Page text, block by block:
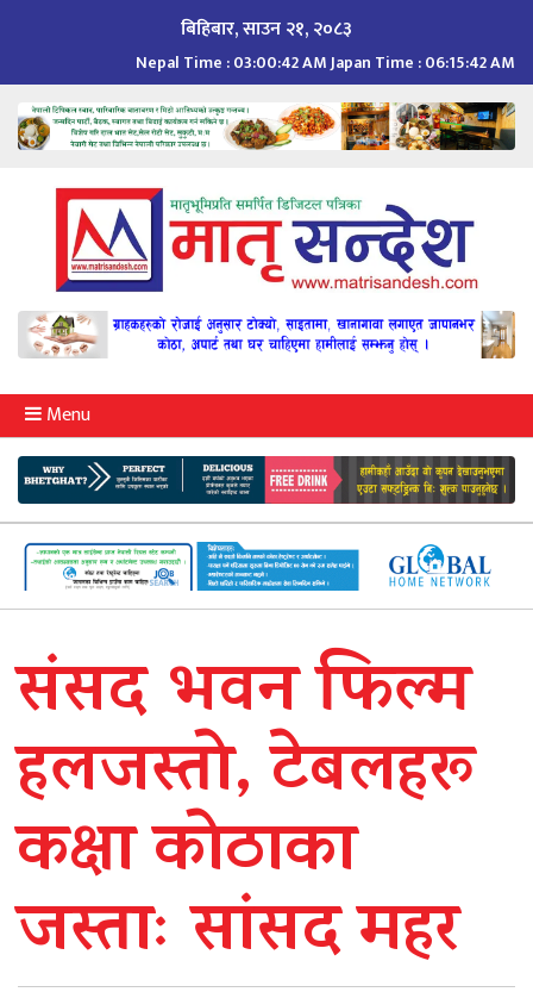
बिहिबार, साउन २१, २०८३
Nepal Time :03:00:43 AMJapan Time :06:15:43 AM
Menu
संसद भवन फिल्म
हलजस्तो, टेबलहरू
कक्षा कोठाका
जस्ताः सांसद महर